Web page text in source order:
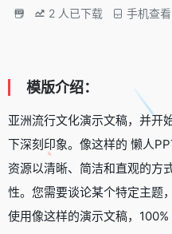
2 人已下载 手机查看
模版介绍：
亚洲流行文化演示文稿，并开
下深刻印象。像这样的 懒人
资源以清晰、简洁和直观的方
性。您需要谈论某个特定主题
使用像这样的演示文稿，100%